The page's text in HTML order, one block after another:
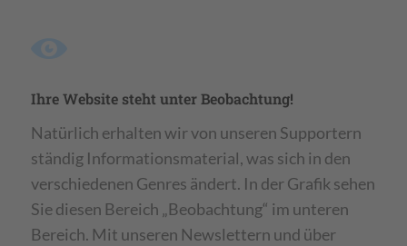
Ihre Website steht unter Beobachtung!
Natürlich erhalten wir von unseren Supportern
ständig Informationsmaterial, was sich in den
verschiedenen Genres ändert. In der Grafik sehen
Sie diesen Bereich „Beobachtung“ im unteren
Bereich. Mit unseren Newslettern und über